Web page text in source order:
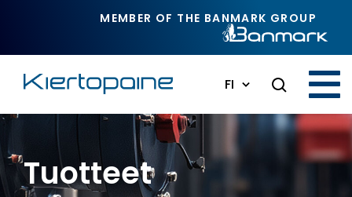
MEMBER OF THE BANMARK GROUP
FI
Tuotteet